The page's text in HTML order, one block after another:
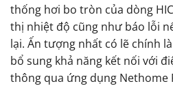
thống hơi bo tròn của dòng
thị nhiệt độ cũng như báo lỗi
lại. Ấn tượng nhất có lẽ chính
bổ sung khả năng kết nối với
thông qua ứng dụng Nethome